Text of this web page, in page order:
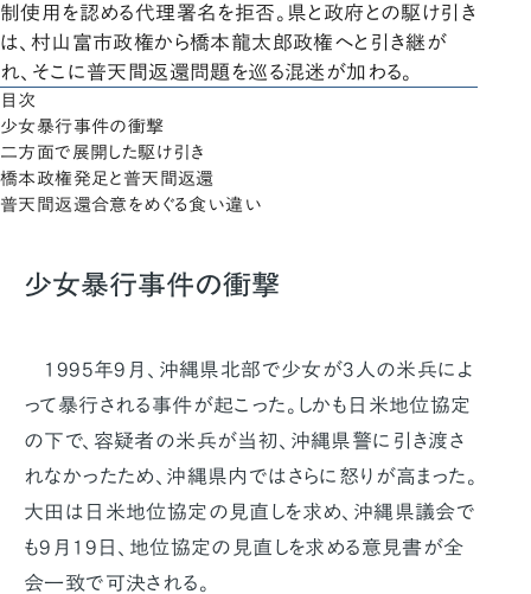
制使用を認める代理署名を拒否。県と政府との駆け引き
は、村山富市政権から橋本龍太郎政権へと引き継が
れ、そこに普天間返還問題を巡る混迷が加わる。
目次
少女暴行事件の衝撃
二方面で展開した駆け引き
橋本政権発足と普天間返還
普天間返還合意をめぐる食い違い
少女暴行事件の衝撃
1995年9月、沖縄県北部で少女が3人の米兵によ
って暴行される事件が起こった。しかも日米地位協定
の下で、容疑者の米兵が当初、沖縄県警に引き渡さ
れなかったため、沖縄県内ではさらに怒りが高まった。
大田は日米地位協定の見直しを求め、沖縄県議会で
も9月19日、地位協定の見直しを求める意見書が全
会一致で可決される。